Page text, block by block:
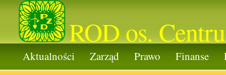
ROD os.
Aktualności Zarząd Prawo Finanse